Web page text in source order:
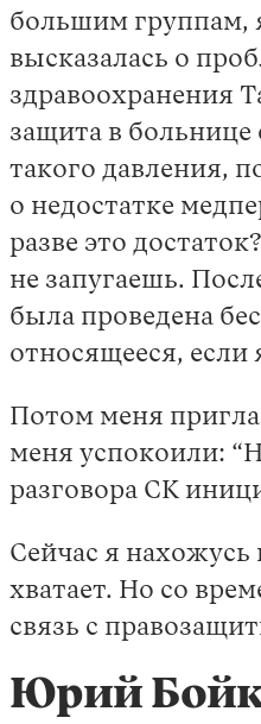
большим группам,
высказалась о
здравоохранения
защита в больнице
такого давления,
о недостатке
разве это
не запугаешь.
была проведена
относящееся, если
Потом меня
меня успокоили:
разговора СК
Сейчас я
хватает. Но со
связь с
Юрий